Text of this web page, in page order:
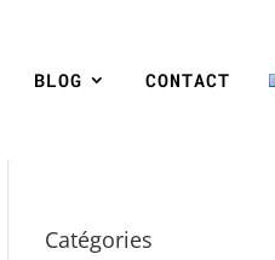
BLOG CONTACT
Catégories